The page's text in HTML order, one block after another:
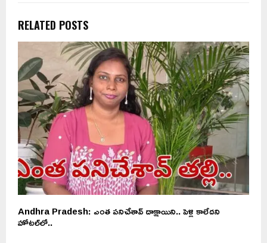
RELATED POSTS
Andhra Pradesh: ఎంత పనిచేశావ్ దాక్షాయిని.. పెళ్లి కాలేదని
హోటల్‌లో..